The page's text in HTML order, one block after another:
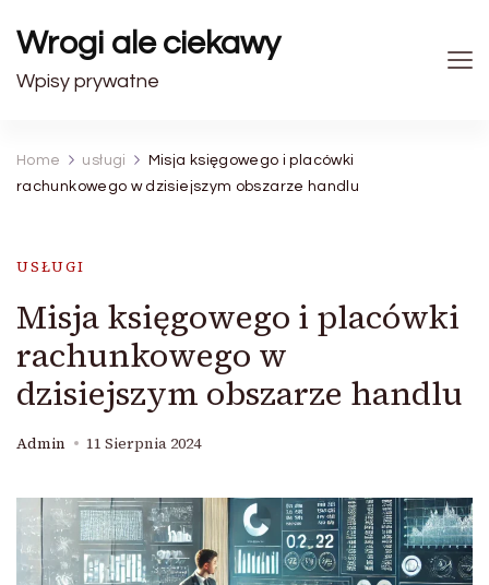
Wrogi ale ciekawy
Wpisy prywatne
Home usługi
Misja księgowego i placówki
rachunkowego w dzisiejszym obszarze handlu
USŁUGI
Misja księgowego i placówki
rachunkowego w
dzisiejszym obszarze handlu
Admin 11 Sierpnia 2024